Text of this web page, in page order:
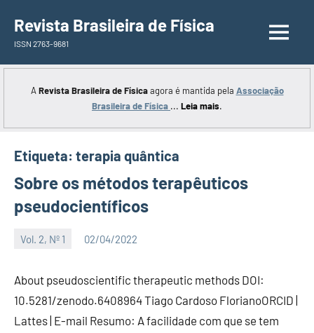
para
conteúdo
Revista Brasileira de Física
ISSN 2763-9681
A Revista Brasileira de Físicaagora é mantida pela Associação
Brasileira de Física ... Leia mais.
Etiqueta: terapia quântica
Sobre os métodos terapêuticos
pseudocientíficos
Vol. 2, Nº 1 02/04/2022
About pseudoscientific therapeutic methods DOI:
10.5281/zenodo.6408964 Tiago Cardoso FlorianoORCID |
Lattes | E-mail Resumo: A facilidade com que se tem